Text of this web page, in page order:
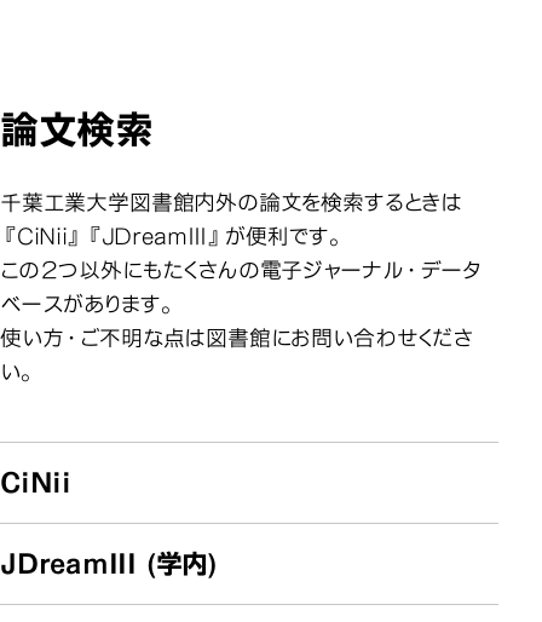
論文検索
千葉工業大学図書館内外の論文を検索するときは
『CiNii』『JDreamⅢ』が便利です。
この２つ以外にもたくさんの電子ジャーナル・データ
ベースがあります。
使い方・ご不明な点は図書館にお問い合わせくださ
い。
CiNii
JDreamIII (学内)